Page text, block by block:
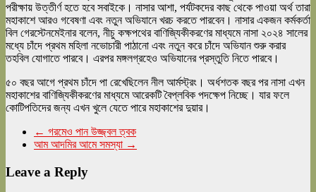
পরীক্ষায় উত্তীর্ণ হতে হবে সবাইকে। নাসার আশা, পর্যটকদের কাছ থেকে পাওয়া অর্থ তারা
মহাকাশে আরও গবেষণা এবং নতুন অভিযানে খরচ করতে পারবেন। নাসার একজন কর্মকর্তা
বিল গেরস্টেনমেইনার বলেন, নীচু কক্ষপথের বাণিজ্যিকীকরণের মাধ্যমে নাসা ২০২৪ সালের
মধ্যে চাঁদে প্রথম মহিলা নভোচারী পাঠানো এবং নতুন করে চাঁদে অভিযান শুরু করার
তহবিল যোগাতে পারবে। এরপর মঙ্গলগ্রহেও অভিযানের প্রস্তুতি নিতে পারবে।
৫০ বছর আগে প্রথম চাঁদে পা রেখেছিলেন নীল আর্মস্ট্রং। অর্ধশতক বছর পর নাসা এখন
মহাকাশের বাণিজ্যিকীকরণের মাধ্যমে আরেকটি বৈপ্লবিক পদক্ষেপ নিচ্ছে। যার ফলে
কোটিপতিদের জন্য এখন খুলে যেতে পারে মহাকাশের দুয়ার।
← গরমেও পান উজ্জ্বল ত্বক
আম আদমির আমে সমস্যা →
Leave a Reply